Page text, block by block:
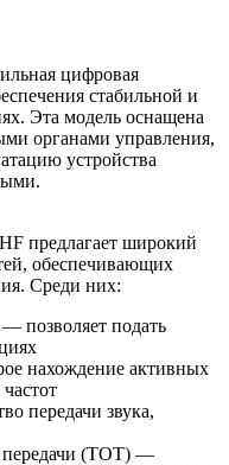
цифровая
стабильной и
Эта модель оснащена
органами управления,
устройства
предлагает широкий
обеспечивающих
Среди них:
позволяет подать
нахождение активных
передачи звука,
передачи (TOT) —